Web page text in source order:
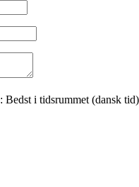
Bedst i tidsrummet (dansk